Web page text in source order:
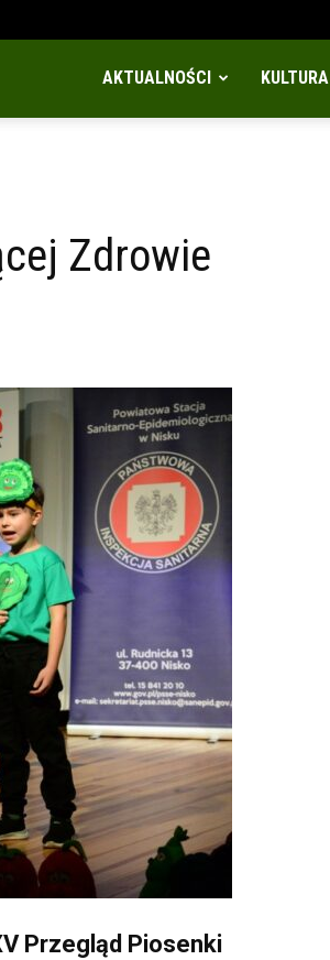
AKTUALNOŚCI KULTURA
Zdrowie
Przegląd Piosenki